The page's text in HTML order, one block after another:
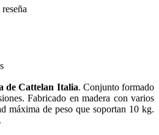
de Cattelan Italia. Conjunto formado
Fabricado en madera con varios
máxima de peso que soportan 10 kg.
.